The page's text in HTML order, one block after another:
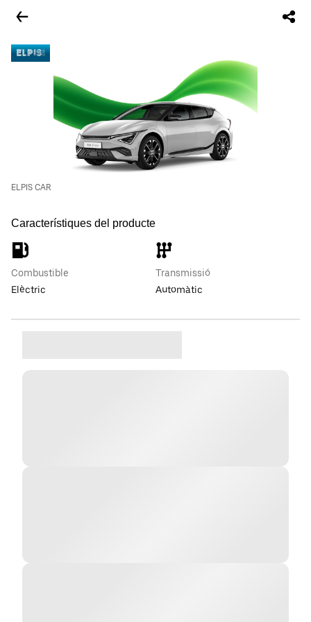
ELPIS CAR
Característiques del producte
Combustible
Elèctric
Transmissió
Automàtic